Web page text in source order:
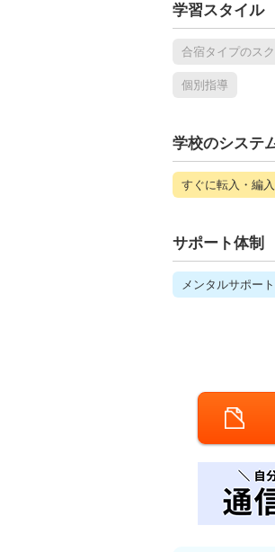
学習スタイル
合宿タイプのス
個別指導
学校のシステ
すぐに転入・編
サポート体制
メンタルサポート